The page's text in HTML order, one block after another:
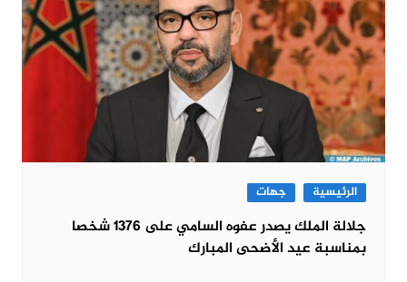
الرئيسية جهات
جلالة الملك يصدر عفوه السامي على 1376 شخصا
بمناسبة عيد الأضحى المبارك